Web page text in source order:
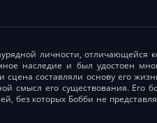
личности, отличающейся
наследие и был удостоен
составляли основу его
смысл его существования. Его
без которых Бобби не